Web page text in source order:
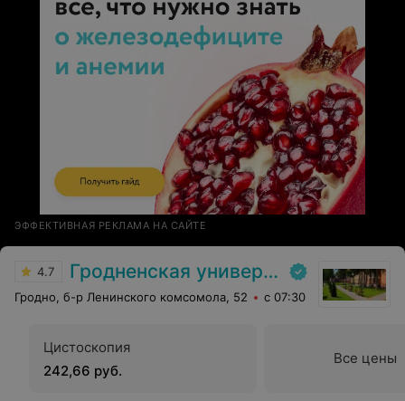
ЭФФЕКТИВНАЯ РЕКЛАМА НА САЙТЕ
4.7 Гродненская университетская клиника
Гродно, б-р Ленинского комсомола, 52 с 07:30
Цистоскопия
242,66 руб.
Все цены